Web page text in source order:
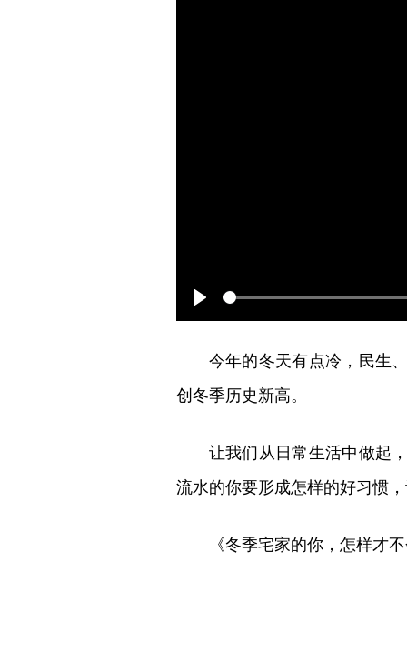
Play
今年的冬天有点冷，民生
创冬季历史新高。
让我们从日常生活中做起
流水的你要形成怎样的好习惯
《冬季宅家的你，怎样才